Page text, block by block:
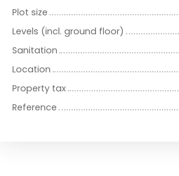
Plot size
Levels (incl. ground floor)
Sanitation
Location
Property tax
Reference